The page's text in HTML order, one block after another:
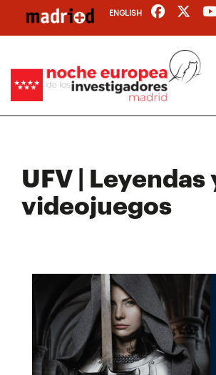
contenido
ENGLISH
UFV | Leyendas
videojuegos